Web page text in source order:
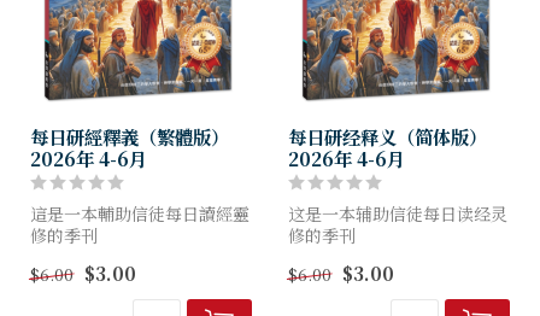
每日研經釋義（繁體版）
2026年 4-6月
這是一本輔助信徒每日讀經靈
修的季刊
理，
養成讀經習慣，突破靈修艱
$6.00 $3.00
每日研经释义（简体版）
2026年 4-6月
这是一本辅助信徒每日读经灵
修的季刊
理，
养成读经习惯，突破灵修艰
$6.00 $3.00